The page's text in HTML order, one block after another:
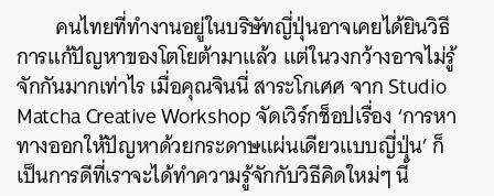
คนไทยที่ทำงานอยู่ในบริษัทญี่ปุ่นอาจเคยได้ยินวิธี
การแก้ปัญหาของโตโยต้ามาแล้ว แต่ในวงกว้างอาจไม่รู้
จักกันมากเท่าไร เมื่อคุณจินนี่ สาระโกเศศ จาก Studio
Matcha Creative Workshop จัดเวิร์กช็อปเรื่อง ‘การหา
ทางออกให้ปัญหาด้วยกระดาษแผ่นเดียวแบบญี่ปุ่น’ ก็
เป็นการดีที่เราจะได้ทำความรู้จักกับวิธีคิดใหม่ๆ นี้